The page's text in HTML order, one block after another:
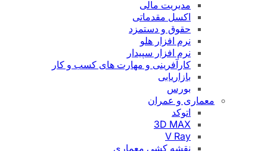
مدیریت مالی
اکسل مقدماتی
حقوق و دستمزد
نرم افزار هلو
نرم افزار سپیدار
کارآفرینی و مهارت های کسب و کار
بازاریابی
بورس
معماری و عمران
اتوکد
3D MAX
V Ray
نقشه کشی معماری